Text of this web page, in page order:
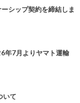
シップ契約を締結しま
年7月よりヤマト運輸
いて